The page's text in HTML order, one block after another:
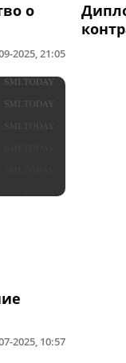
о
2025, 21:05
2025, 10:57